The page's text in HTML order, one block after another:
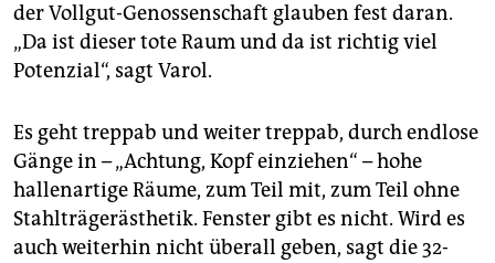
der Vollgut-Genossenschaft glauben fest daran.
„Da ist dieser tote Raum und da ist richtig viel
Potenzial“, sagt Varol.
Es geht treppab und weiter treppab, durch endlose
Gänge in – „Achtung, Kopf einziehen“ – hohe
hallenartige Räume, zum Teil mit, zum Teil ohne
Stahlträgerästhetik. Fenster gibt es nicht. Wird es
auch weiterhin nicht überall geben, sagt die 32-